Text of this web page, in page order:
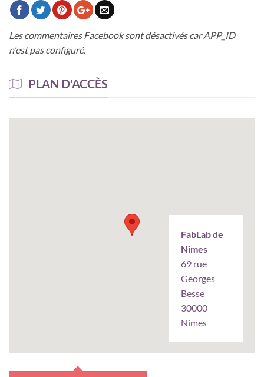
Les commentaires Facebook sont désactivés car APP_ID
n'est pas configuré.
PLAN D'ACCÈS
FabLab de
Nîmes
69 rue
Georges
Besse
30000
Nimes